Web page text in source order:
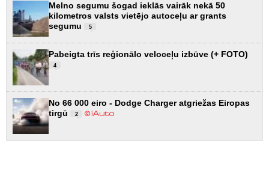
Melno segumu šogad ieklās vairāk nekā 50
kilometros valsts vietējo autoceļu ar grants
segumu
5
Pabeigta trīs reģionālo veloceļu izbūve (+ FOTO)
4
No 66 000 eiro - Dodge Charger atgriežas Eiropas
tirgū
2